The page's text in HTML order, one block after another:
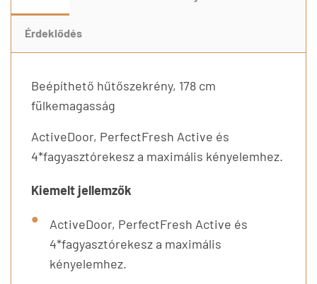
Érdeklődés
Beépíthető hűtőszekrény, 178 cm
fülkemagasság
ActiveDoor, PerfectFresh Active és
4*fagyasztórekesz a maximális kényelemhez.
Kiemelt jellemzők
ActiveDoor, PerfectFresh Active és
4*fagyasztórekesz a maximális
kényelemhez.